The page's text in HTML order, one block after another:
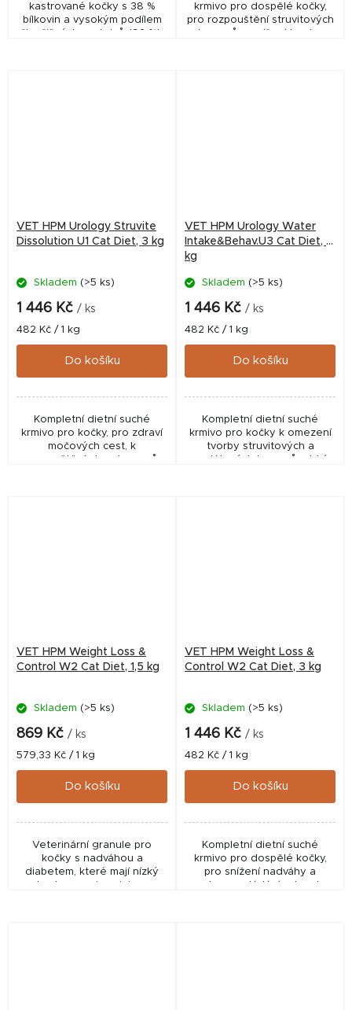
kastrované kočky s 38 %
bílkovin a vysokým podílem
krmivo pro dospělé kočky,
pro rozpouštění struvitových
VET HPM Urology Struvite
Dissolution U1 Cat Diet, 3 kg
Skladem (>5 ks)
1 446 Kč / ks
Měrná
cena:
482 Kč / 1 kg
Do košíku
Kompletní dietní suché
krmivo pro kočky, pro zdraví
močových cest, k
rozpouštění struv. kamenů,
VET HPM Urology Water
Intake&Behav.U3 Cat Diet, 3
kg
Skladem (>5 ks)
1 446 Kč / ks
Měrná
cena:
482 Kč / 1 kg
Do košíku
Kompletní dietní suché
krmivo pro kočky k omezení
tvorby struvitových a
oxalátových kamenů, nízký
VET HPM Weight Loss &
Control W2 Cat Diet, 1,5 kg
Skladem (>5 ks)
869 Kč / ks
Měrná
cena:
579,33 Kč / 1 kg
Do košíku
Veterinární granule pro
kočky s nadváhou a
diabetem, které mají nízký
VET HPM Weight Loss &
Control W2 Cat Diet, 3 kg
Skladem (>5 ks)
1 446 Kč / ks
Měrná
cena:
482 Kč / 1 kg
Do košíku
Kompletní dietní suché
krmivo pro dospělé kočky,
pro snížení nadváhy a